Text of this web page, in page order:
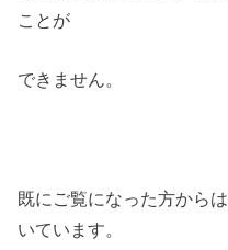
ことが
できません。
既にご覧になった方から
いています。